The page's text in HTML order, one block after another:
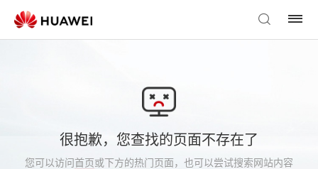
很抱歉，您查找的页面不存在了
您可以访问首页或下方的热门页面，也可以尝试搜索网站内容